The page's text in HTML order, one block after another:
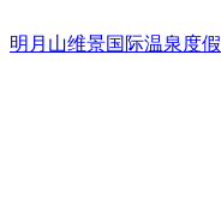
明月山维景国际温泉度假